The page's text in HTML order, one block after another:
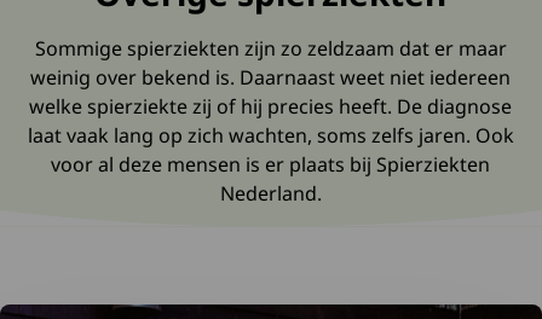
Sommige spierziekten zijn zo zeldzaam dat er maar
weinig over bekend is. Daarnaast weet niet iedereen
welke spierziekte zij of hij precies heeft. De diagnose
laat vaak lang op zich wachten, soms zelfs jaren. Ook
voor al deze mensen is er plaats bij Spierziekten
Nederland.